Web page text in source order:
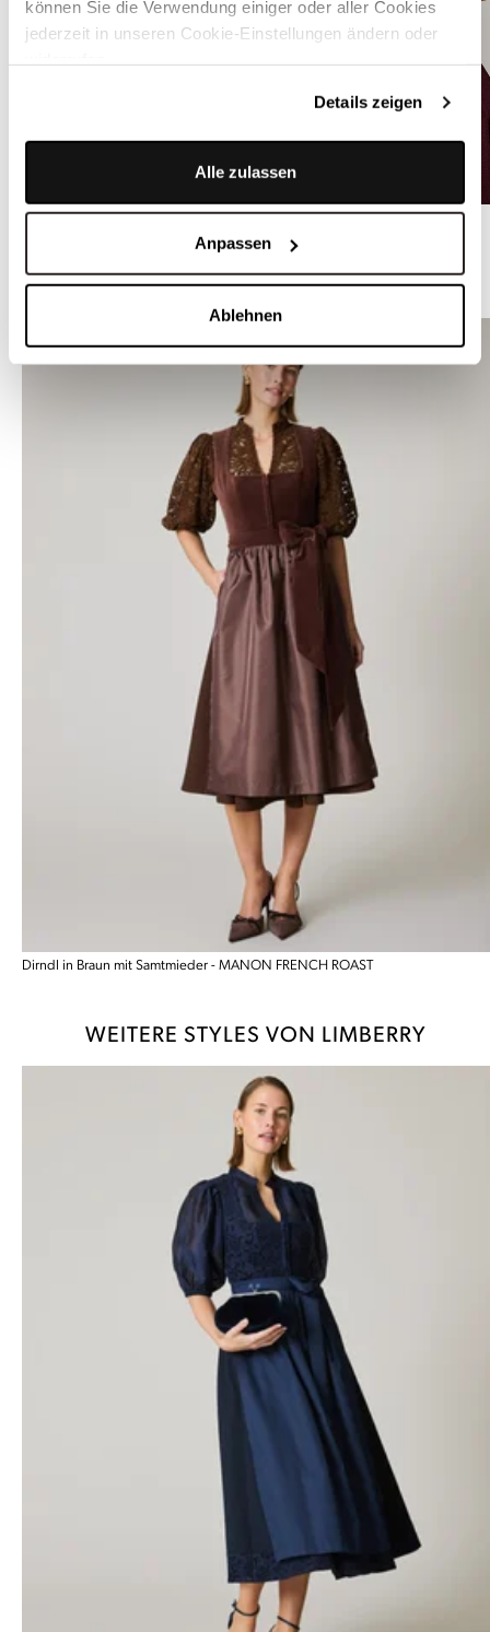
können Sie die Verwendung einiger oder aller Cookies
jederzeit in unseren Cookie-Einstellungen ändern oder
Details zeigen
Alle zulassen
Anpassen
Ablehnen
Weiße Dirndlbluse mit Floralem Stickmuster - JOSETTE WEISS
WEITERE DIRNDL MIT SAMTMIEDER
Dirndl in Braun mit Samtmieder - MANON FRENCH ROAST
WEITERE STYLES VON LIMBERRY